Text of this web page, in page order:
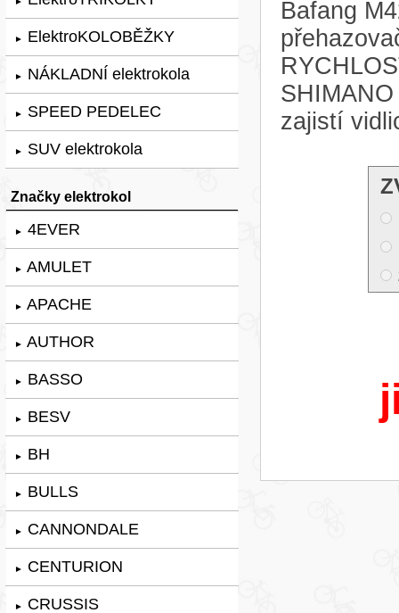
► ElektroKOLOBĚŽKY
► NÁKLADNÍ elektrokola
► SPEED PEDELEC
► SUV elektrokola
Značky elektrokol
► 4EVER
► AMULET
► APACHE
► AUTHOR
► BASSO
► BESV
► BH
► BULLS
► CANNONDALE
► CENTURION
► CRUSSIS
Bafang
zajistí